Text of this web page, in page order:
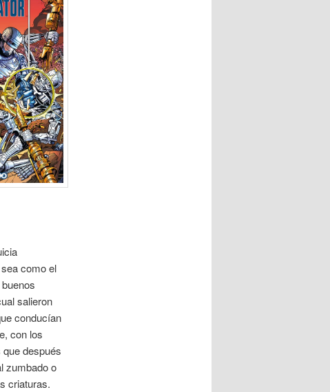
como el
salieron
conducían
con los
después
zumbado o
criaturas.